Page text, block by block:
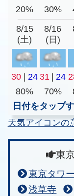
20%
30%
8/15
(土)
8/16
(日)
30 24 31 24
80%
70%
日付をタップ
天気アイコンの
東
東京タワー
浅草寺